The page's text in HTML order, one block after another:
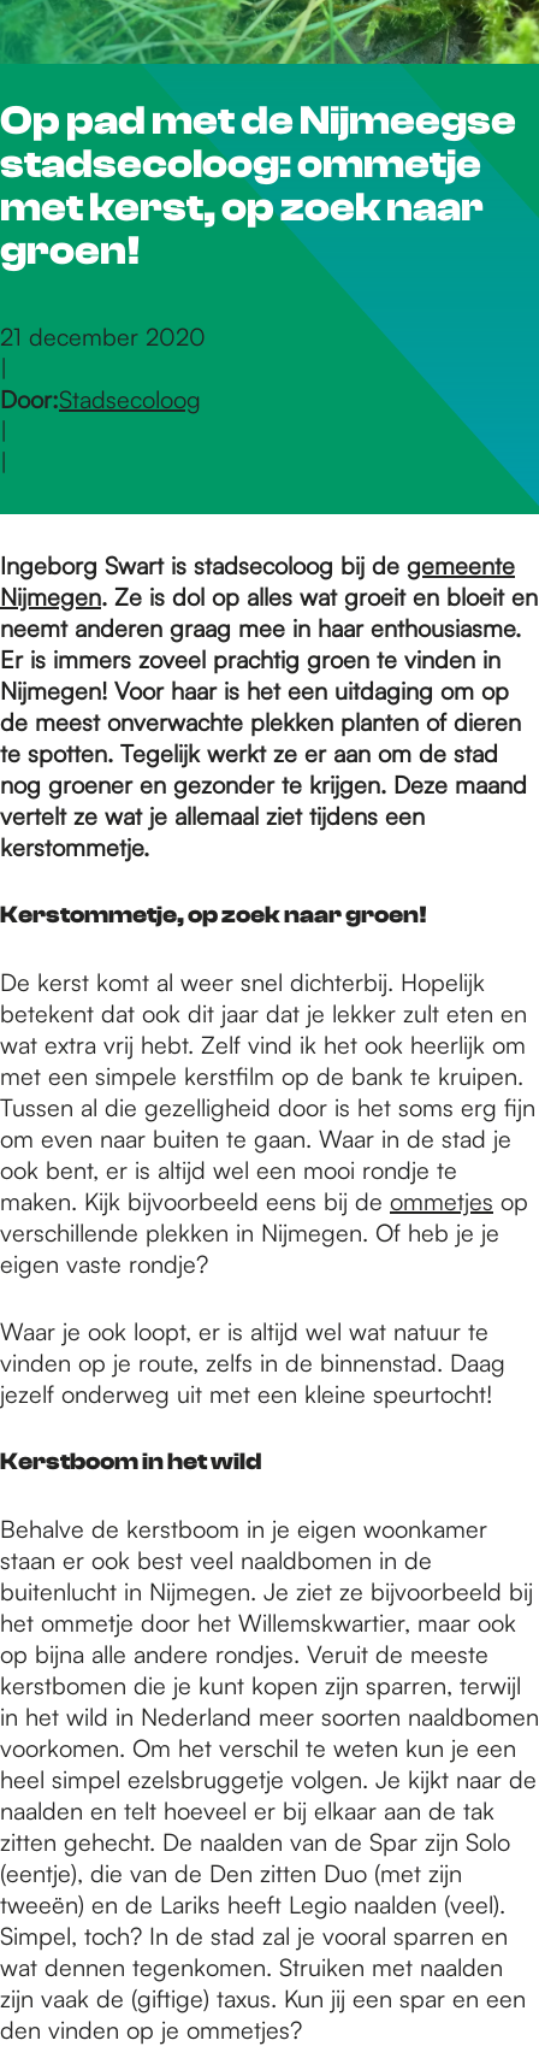
r
d
e
e
p
a
g
e
Op pad met de Nijmeegse
stadsecoloog: ommetje
met kerst, op zoek naar
groen!
21 december 2020
|
Door:Stadsecoloog
|
|
Ingeborg Swart is stadsecoloog bij de gemeente
Nijmegen. Ze is dol op alles wat groeit en bloeit en
neemt anderen graag mee in haar enthousiasme.
Er is immers zoveel prachtig groen te vinden in
Nijmegen! Voor haar is het een uitdaging om op
de meest onverwachte plekken planten of dieren
te spotten. Tegelijk werkt ze er aan om de stad
nog groener en gezonder te krijgen. Deze maand
vertelt ze wat je allemaal ziet tijdens een
kerstommetje.
Kerstommetje, op zoek naar groen!
De kerst komt al weer snel dichterbij. Hopelijk
betekent dat ook dit jaar dat je lekker zult eten en
wat extra vrij hebt. Zelf vind ik het ook heerlijk om
met een simpele kerstfilm op de bank te kruipen.
Tussen al die gezelligheid door is het soms erg fijn
om even naar buiten te gaan. Waar in de stad je
ook bent, er is altijd wel een mooi rondje te
maken. Kijk bijvoorbeeld eens bij de ommetjes op
verschillende plekken in Nijmegen. Of heb je je
eigen vaste rondje?
Waar je ook loopt, er is altijd wel wat natuur te
vinden op je route, zelfs in de binnenstad. Daag
jezelf onderweg uit met een kleine speurtocht!
Kerstboom in het wild
Behalve de kerstboom in je eigen woonkamer
staan er ook best veel naaldbomen in de
buitenlucht in Nijmegen. Je ziet ze bijvoorbeeld bij
het ommetje door het Willemskwartier, maar ook
op bijna alle andere rondjes. Veruit de meeste
kerstbomen die je kunt kopen zijn sparren, terwijl
in het wild in Nederland meer soorten naaldbomen
voorkomen. Om het verschil te weten kun je een
heel simpel ezelsbruggetje volgen. Je kijkt naar de
naalden en telt hoeveel er bij elkaar aan de tak
zitten gehecht. De naalden van de Spar zijn Solo
(eentje), die van de Den zitten Duo (met zijn
tweeën) en de Lariks heeft Legio naalden (veel).
Simpel, toch? In de stad zal je vooral sparren en
wat dennen tegenkomen. Struiken met naalden
zijn vaak de (giftige) taxus. Kun jij een spar en een
den vinden op je ommetjes?